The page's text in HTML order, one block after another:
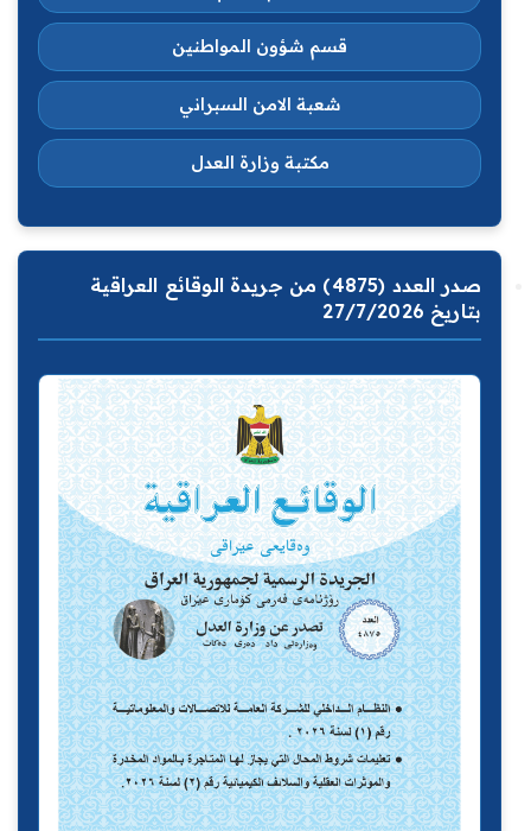
قسم شؤون المواطنين
شعبة الامن السبراني
مكتبة وزارة العدل
صدر العدد (4875) من جريدة الوقائع العراقية
بتاريخ 27/7/2026